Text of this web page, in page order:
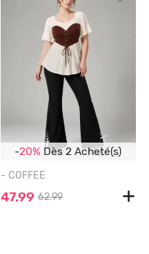
-20% Dès 2 Acheté(s)
- COFFEE
47.99 62.99